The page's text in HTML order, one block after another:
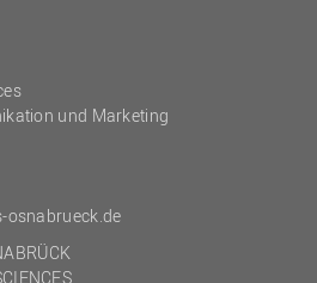
und Marketing
osnabrueck.de